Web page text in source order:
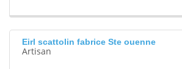
Eirl scattolin fabrice Ste ouenne
Artisan